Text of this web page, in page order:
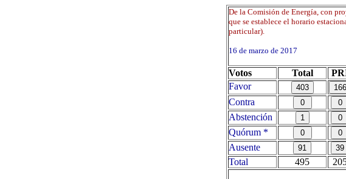
De la Comisión de Energía, con
que se establece el horario
particular).
16 de marzo de 2017
Votos Total
Favor
Contra
Abstención
Quórum *
Ausente
Total
495